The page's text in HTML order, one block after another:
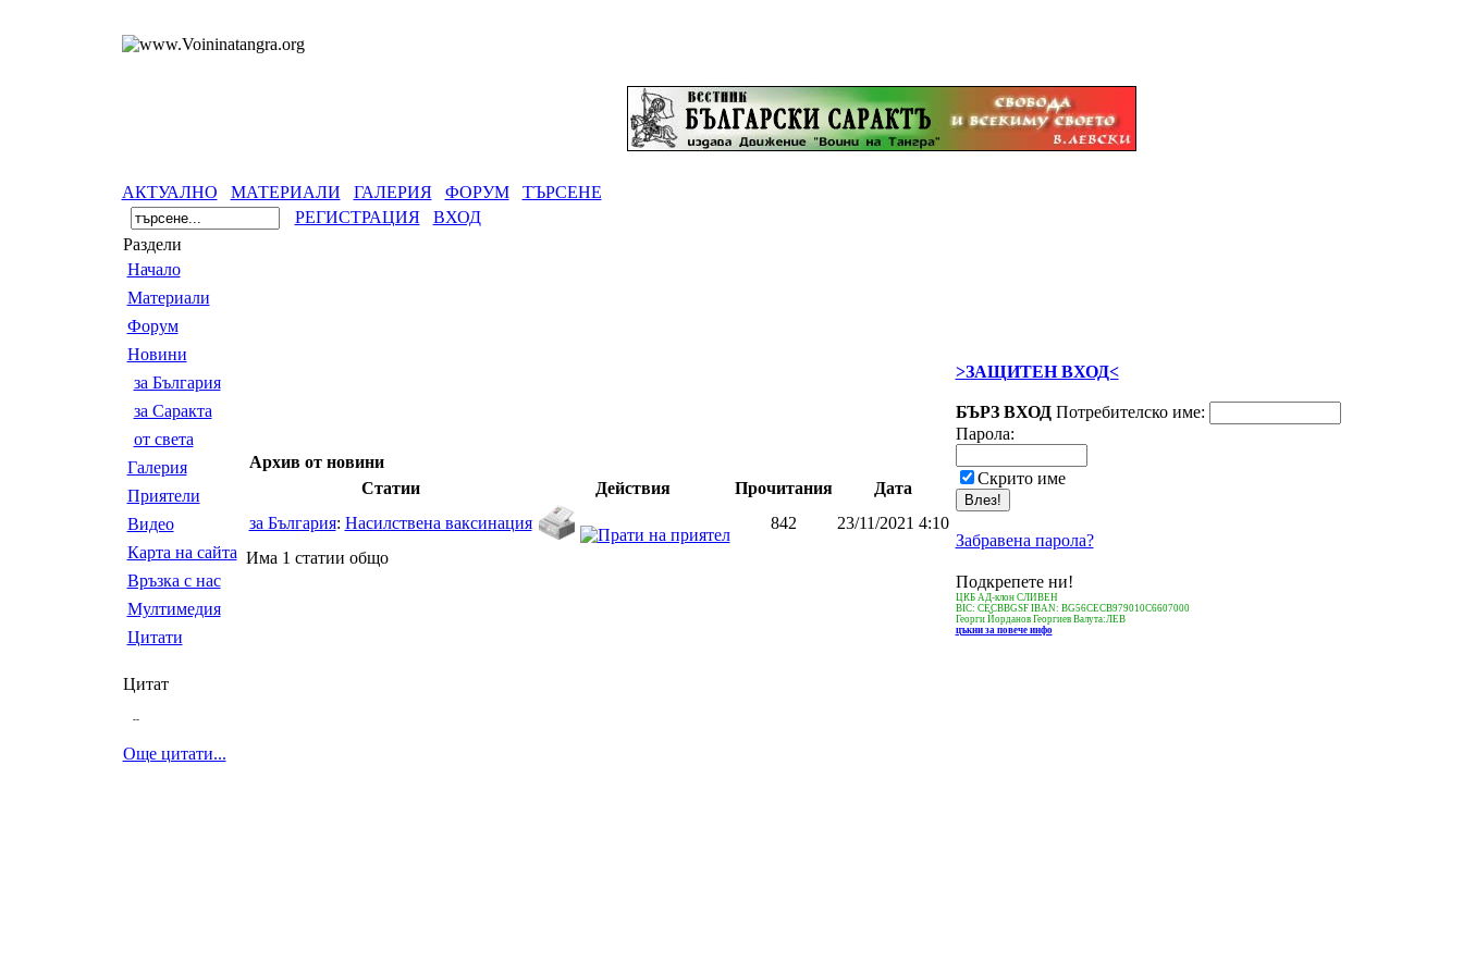
АКТУАЛНО МАТЕРИАЛИ ГАЛЕРИЯ ФОРУМ
ТЪРСЕНЕ
РЕГИСТРАЦИЯ
ВХОД
Раздели
Началo
Материали
Форум
Новини
за България
за Саракта
от света
Галерия
Приятели
Видео
Карта на сайта
Връзка с нас
Мултимедия
Цитати
Цитат
--
Още цитати...
Архив от новини
Статии
Действия Прочитания
Дата
за България: Насилствена ваксинация 842
23/11/2021 4:10
Има 1 статии общо
>ЗАЩИТЕН ВХОД<
БЪРЗ ВХОДПотребителско име:
Парола:
Скрито име
Забравена парола?
Подкрепете ни!
ЦКБ АД-клон СЛИВЕН
BIC: CECBBGSF IBAN: BG56CECB979010C6607000
Георги Йорданов Георгиев Валута:ЛЕВ
цъкни за повече инфо